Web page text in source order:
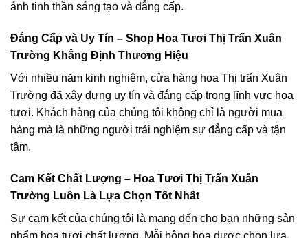
ánh tinh thần sáng tạo và đẳng cấp.
Đẳng Cấp và Uy Tín – Shop Hoa Tươi Thị Trấn Xuân
Trường Khẳng Định Thương Hiệu
Với nhiều năm kinh nghiệm, cửa hàng hoa Thị trấn Xuân
Trường đã xây dựng uy tín và đẳng cấp trong lĩnh vực hoa
tươi. Khách hàng của chúng tôi không chỉ là người mua
hàng mà là những người trải nghiệm sự đẳng cấp và tận
tâm.
Cam Kết Chất Lượng – Hoa Tươi Thị Trấn Xuân
Trường Luôn Là Lựa Chọn Tốt Nhất
Sự cam kết của chúng tôi là mang đến cho bạn những sản
phẩm hoa tươi chất lượng. Mỗi bông hoa được chọn lựa